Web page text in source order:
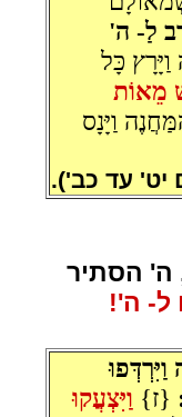
לַ- ה'
כָּל
מֵאוֹת
וַיָּנָס
יט' עד כב').
ה' הסתיר
ל- ה'!
{ז} וַיִּצְעֲקוּ